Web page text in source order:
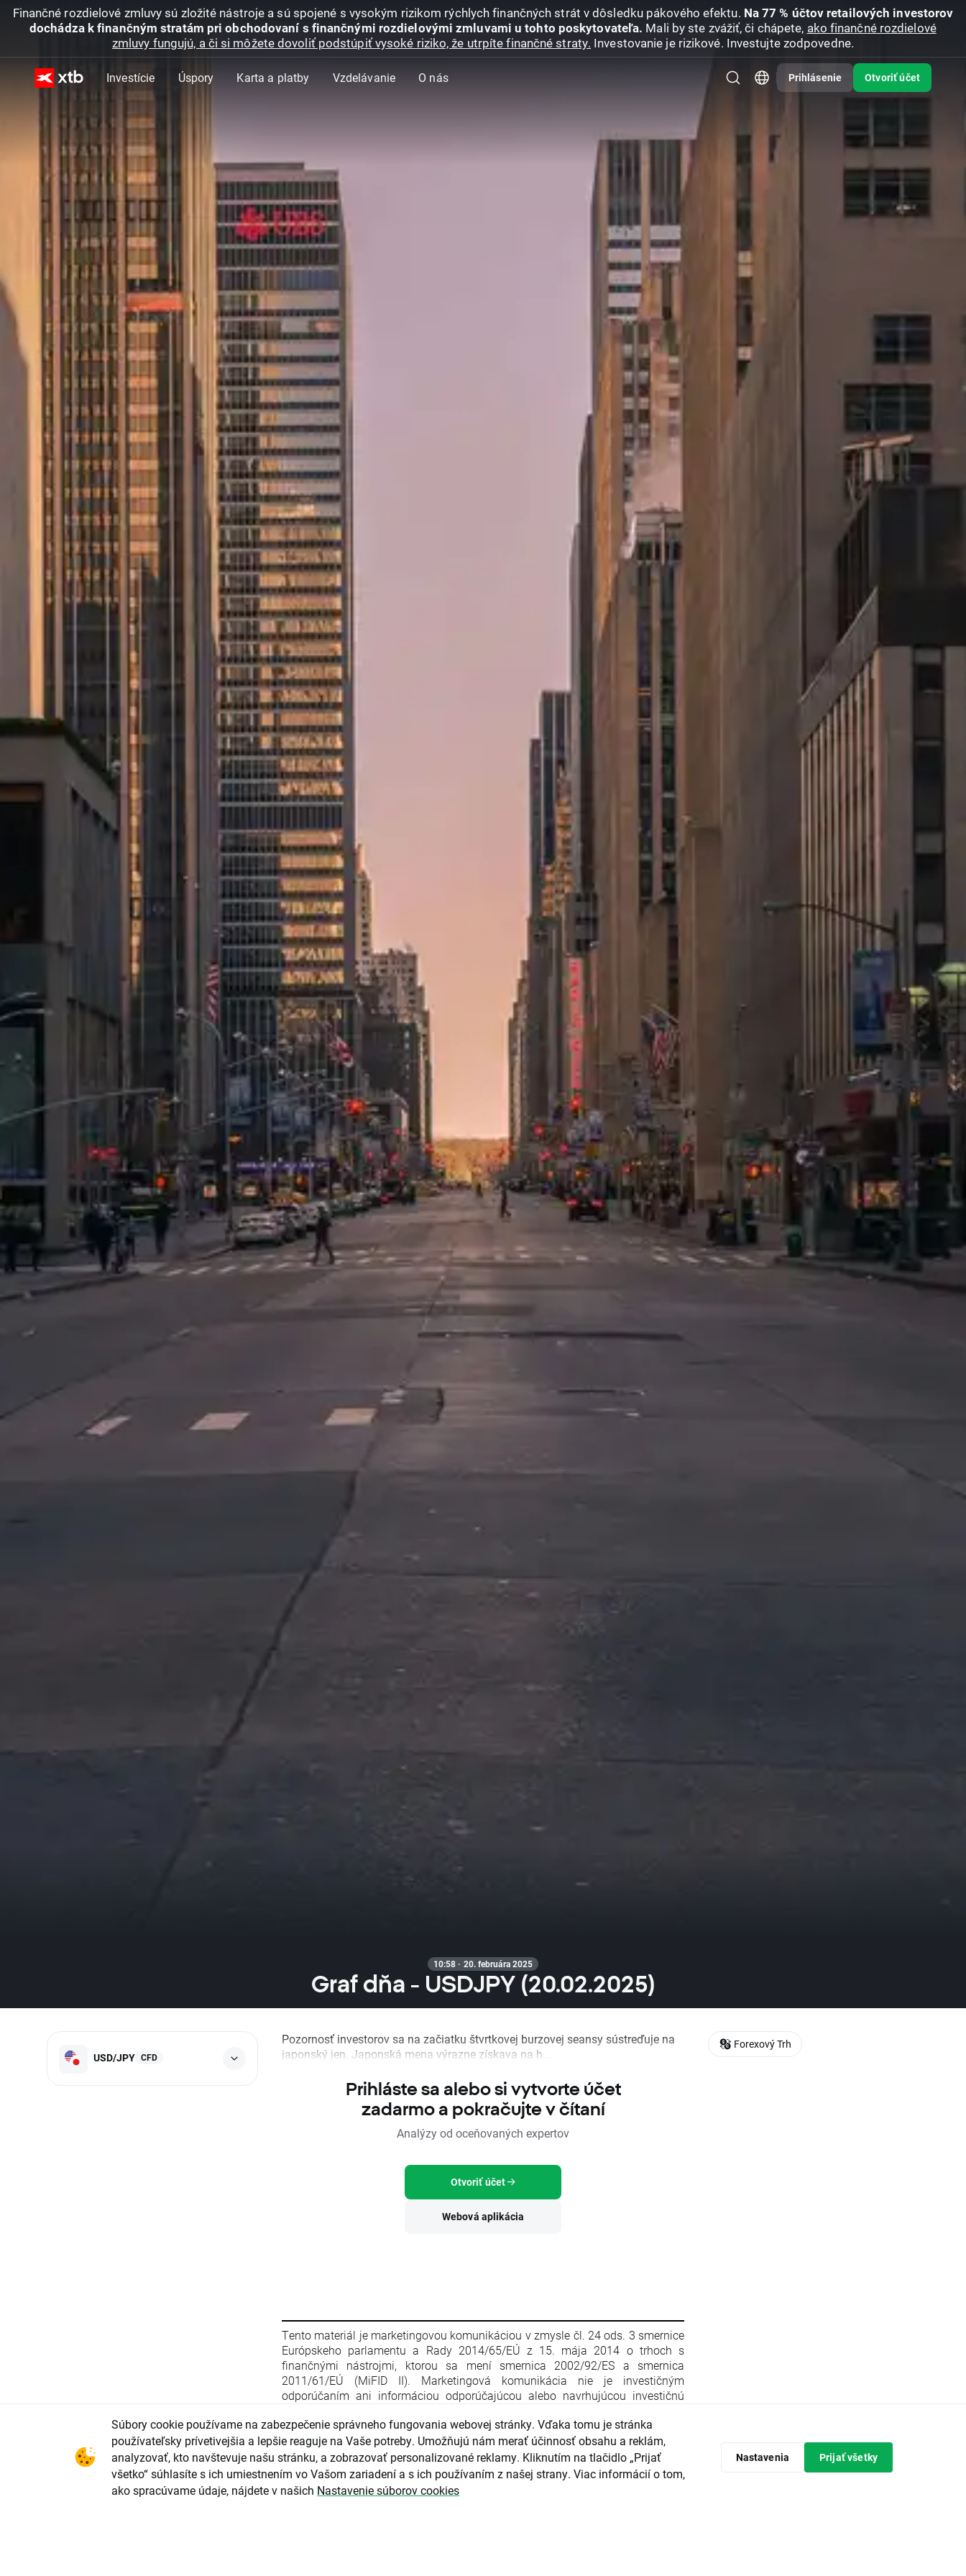
Finančné rozdielové zmluvy sú zložité nástroje a sú spojené s vysokým rizikom rýchlych finančných strát v dôsledku pákového efektu. Na 77 % účtov retailových investorov
dochádza k finančným stratám pri obchodovaní s finančnými rozdielovými zmluvami u tohto poskytovateľa. Mali by ste zvážiť, či chápete, ako finančné rozdielové
zmluvy fungujú, a či si môžete dovoliť podstúpiť vysoké riziko, že utrpíte finančné straty. Investovanie je rizikové. Investujte zodpovedne.
Investície Úspory Karta a platby Vzdelávanie O nás Prihlásenie Otvoriť účet
10:58 · 20. februára 2025
Graf dňa - USDJPY (20.02.2025)
USD/JPY CFD
Pozornosť investorov sa na začiatku štvrtkovej burzovej seansy sústreďuje na
japonský jen. Japonská mena výrazne získava na h...
Prihláste sa alebo si vytvorte účet
zadarmo a pokračujte v čítaní
Analýzy od oceňovaných expertov
Otvoriť účet
Webová aplikácia
Tento materiál je marketingovou komunikáciou v zmysle čl. 24 ods. 3 smernice
Európskeho parlamentu a Rady 2014/65/EÚ z 15. mája 2014 o trhoch s
finančnými nástrojmi, ktorou sa mení smernica 2002/92/ES a smernica
2011/61/EÚ (MiFID II). Marketingová komunikácia nie je investičným
odporúčaním ani informáciou odporúčajúcou alebo navrhujúcou investičnú
zo 16. apríla 2014 o zneužívaní trhu (nariadenie o zneužívaní trhu) a o zrušení
smernice Európskeho parlamentu a Rady 2003/6/ES a smerníc Komisie
2003/124/ES, 2003/125/ES a 2004/72/ES a delegovaného nariadenia Komisie
(EÚ) 2016/958 z 9. marca 2016, ktorým sa dopĺňa nariadenie Európskeho
parlamentu a Rady (EÚ) č. 596/2014, pokiaľ ide o regulačné technické predpisy
upravujúce technické opatrenia na objektívnu prezentáciu investičných
Forexový Trh
Súbory cookie používame na zabezpečenie správneho fungovania webovej stránky. Vďaka tomu je stránka
používateľsky prívetivejšia a lepšie reaguje na Vaše potreby. Umožňujú nám merať účinnosť obsahu a reklám,
analyzovať, kto navštevuje našu stránku, a zobrazovať personalizované reklamy. Kliknutím na tlačidlo „Prijať
všetko“ súhlasíte s ich umiestnením vo Vašom zariadení a s ich používaním z našej strany. Viac informácií o tom,
ako spracúvame údaje, nájdete v našich Nastavenie súborov cookies
Nastavenia Prijať všetky